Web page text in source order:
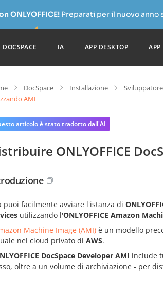
ONLYOFFICE! Preparati per il nuovo
DOCSPACE IA APP DESKTOP
DocSpace Installazione Sviluppatore
AMI
articolo è stato tradotto dall'AI
ONLYOFFICE
puoi facilmente avviare l'istanza di
utilizzando l'ONLYOFFICE Amazon
Machine Image (AMI) è un modello
nel cloud privato di AWS.
DocSpace Developer AMI include
oltre a un volume di archiviazione - per